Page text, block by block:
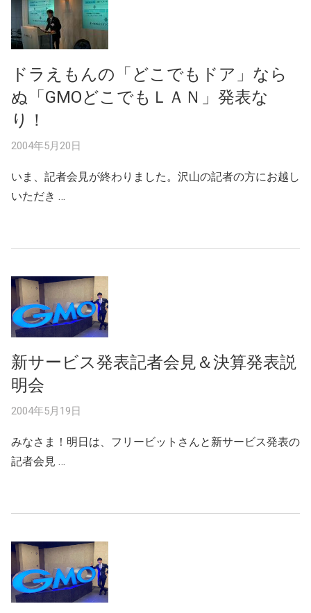
ドラえもんの「どこでもドア」なら
ぬ「GMOどこでもＬＡＮ」発表な
り！
2004年5月20日
いま、記者会見が終わりました。沢山の記者の方にお越し
いただき …
新サービス発表記者会見＆決算発表説
明会
2004年5月19日
みなさま！明日は、フリービットさんと新サービス発表の
記者会見 …